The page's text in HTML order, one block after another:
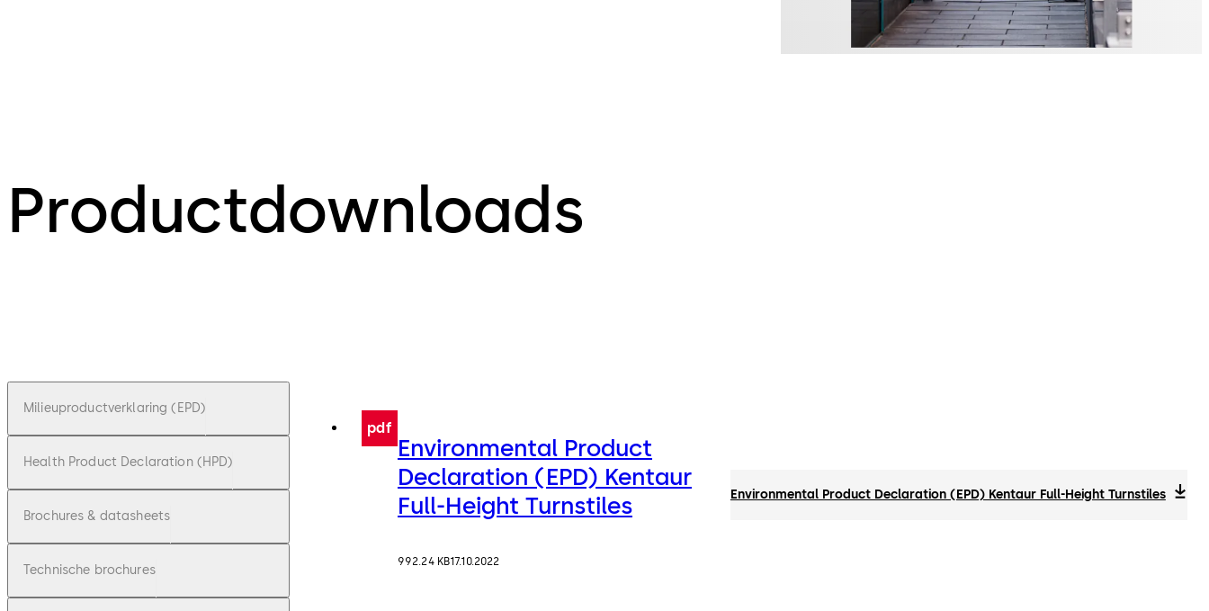
Productdownloads
Milieuproductverklaring (EPD)
Health Product Declaration (HPD)
Brochures & datasheets
Technische brochures
pdf
Environmental Product
Declaration (EPD) Kentaur
Full-Height Turnstiles
992.24 KB17.10.2022
Environmental Product Declaration (EPD) Kentaur Full-Height Turnstiles